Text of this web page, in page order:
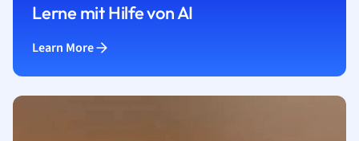
Lerne mit Hilfe von AI
Learn More